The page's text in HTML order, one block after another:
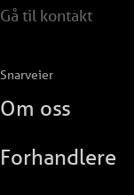
Gå til kontakt
Snarveier
Om oss
Forhandlere